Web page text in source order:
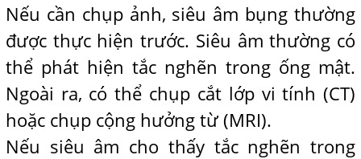
Nếu cần chụp ảnh, siêu âm bụng thường
được thực hiện trước. Siêu âm thường có
thể phát hiện tắc nghẽn trong ống mật.
Ngoài ra, có thể chụp cắt lớp vi tính (CT)
hoặc chụp cộng hưởng từ (MRI).
Nếu siêu âm cho thấy tắc nghẽn trong